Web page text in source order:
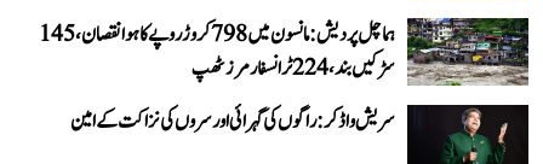
ہماچل پردیش: مانسون میں 798 کروڑ روپے کا ہوا نقصان، 145
سڑکیں بند، 224 ٹرانسفارمرز ٹھپ
سریش واڈکر: راگوں کی گہرائی اور سروں کی نزاکت کے امین